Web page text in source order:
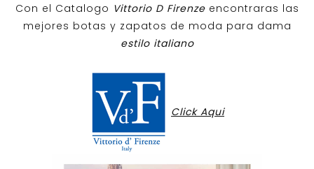
Con el Catalogo Vittorio D Firenzeencontraras las
mejores botas y zapatos de moda para dama
estilo italiano
Click Aqui